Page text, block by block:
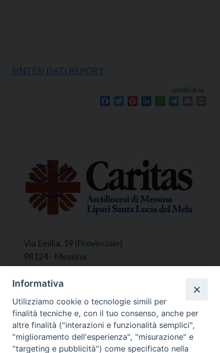
SINTESI DATI REPORT
condividi su
Facebook
TwitterPinterestLinkedInWhatsApp
Via Emilia, 19 (Provinciale)
98124 - Messina
Segreteria e Amministrazione:
L’Ufficio è aperto tutti i giorni da lunedì a
venerdì, dalle ore 9.30 alle ore 12.30.
Tel. 090.9146045
mail:ufficiocaritas@diocesimessina.it.
Seguici su
Informativa
Utilizziamo cookie o tecnologie simili per
finalità tecniche e, con il tuo consenso, anche per
altre finalità ("interazioni e funzionalità semplici",
"miglioramento dell'esperienza", "misurazione" e
"targeting e pubblicità") come specificato nella